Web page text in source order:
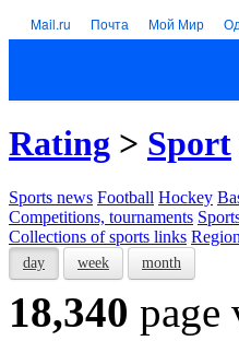
Mail.ru Почта Мой Мир
Rating > Sport
Sports news Football Hockey
Competitions, tournaments
Collections of sports links
day week month
18,340 page